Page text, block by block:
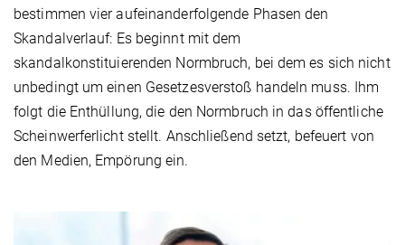
bestimmen vier aufeinanderfolgende Phasen den
Skandalverlauf: Es beginnt mit dem
skandalkonstituierenden Normbruch, bei dem es sich nicht
unbedingt um einen Gesetzesverstoß handeln muss. Ihm
folgt die Enthüllung, die den Normbruch in das öffentliche
Scheinwerferlicht stellt. Anschließend setzt, befeuert von
den Medien, Empörung ein.